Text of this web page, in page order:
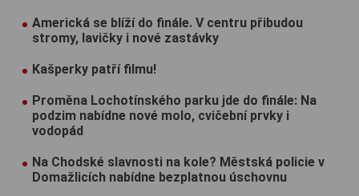
Americká se blíží do finále. V centru přibudou
stromy, lavičky i nové zastávky
Kašperky patří filmu!
Proměna Lochotínského parku jde do finále: Na
podzim nabídne nové molo, cvičební prvky i
vodopád
Na Chodské slavnosti na kole? Městská policie v
Domažlicích nabídne bezplatnou úschovnu